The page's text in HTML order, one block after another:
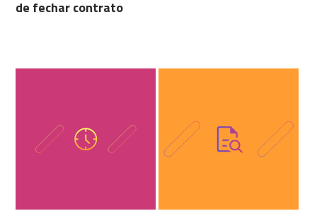
de fechar contrato